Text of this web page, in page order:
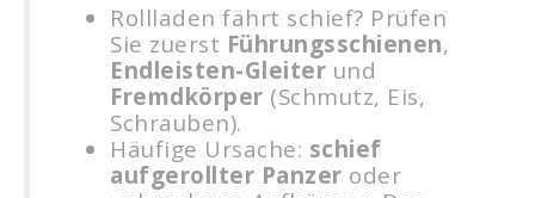
Rollladen fährt schief? Prüfen
Sie zuerst Führungsschienen,
Endleisten-Gleiter und
Fremdkörper (Schmutz, Eis,
Schrauben).
Häufige Ursache: schief
aufgerollter Panzer oder